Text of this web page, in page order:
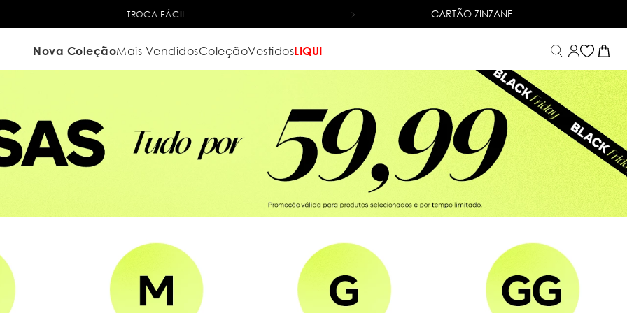
TROCA FÁCIL 6X SEM JUROSNO CARTÃO DE CRÉDITO
CARTÃO ZINZANE
Nova ColeçãoMais VendidosColeçãoVestidosLIQUI